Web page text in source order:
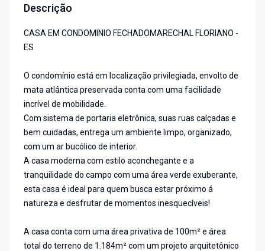
Descrição
CASA EM CONDOMINIO FECHADOMARECHAL FLORIANO -
ES
O condomínio está em localização privilegiada, envolto de
mata atlântica preservada conta com uma facilidade
incrível de mobilidade.
Com sistema de portaria eletrônica, suas ruas calçadas e
bem cuidadas, entrega um ambiente limpo, organizado,
com um ar bucólico de interior.
A casa moderna com estilo aconchegante e a
tranquilidade do campo com uma área verde exuberante,
esta casa é ideal para quem busca estar próximo á
natureza e desfrutar de momentos inesquecíveis!
A casa conta com uma área privativa de 100m² e área
total do terreno de 1.184m² com um projeto arquitetônico